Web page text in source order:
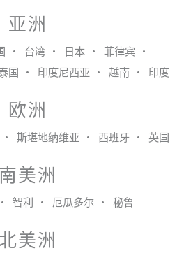
亚洲
台湾 日本
菲律宾
国 印度尼西亚 越南 印度
欧洲
斯堪地纳维亚 西班牙 英国
南美洲
智利 厄瓜多尔 秘鲁
北美洲